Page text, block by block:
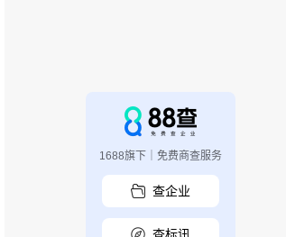
1688旗下｜免费商查服务
查企业
查标讯